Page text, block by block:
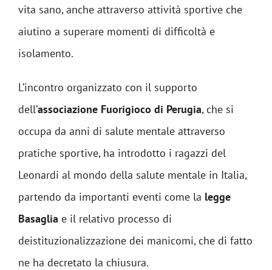
vita sano, anche attraverso attività sportive che
aiutino a superare momenti di difficoltà e
isolamento.
L’incontro organizzato con il supporto
dell’associazione Fuorigioco di Perugia, che si
occupa da anni di salute mentale attraverso
pratiche sportive, ha introdotto i ragazzi del
Leonardi al mondo della salute mentale in Italia,
partendo da importanti eventi come la legge
Basaglia e il relativo processo di
deistituzionalizzazione dei manicomi, che di fatto
ne ha decretato la chiusura.